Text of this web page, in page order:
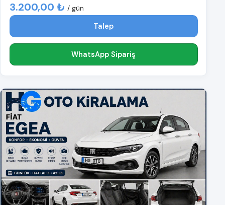
3.200,00 ₺ / gün
Talep
WhatsApp Sipariş